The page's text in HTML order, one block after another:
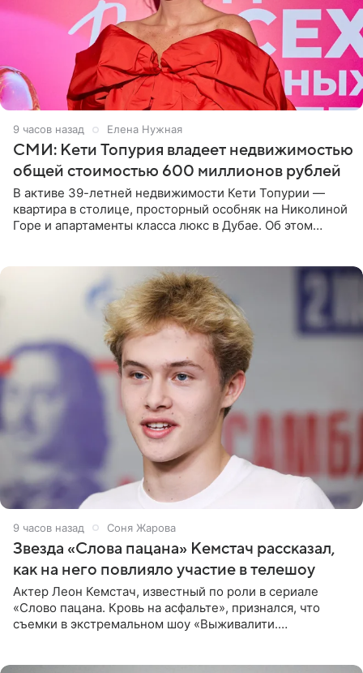
9 часов назад Елена Нужная
СМИ: Кети Топурия владеет недвижимостью
общей стоимостью 600 миллионов рублей
В активе 39-летней недвижимости Кети Топурии —
квартира в столице, просторный особняк на Николиной
Горе и апартаменты класса люкс в Дубае. Об этом
9 часов назад Соня Жарова
Звезда «Слова пацана» Кемстач рассказал,
как на него повлияло участие в телешоу
Актер Леон Кемстач, известный по роли в сериале
«Слово пацана. Кровь на асфальте», признался, что
съемки в экстремальном шоу «Выживалити.